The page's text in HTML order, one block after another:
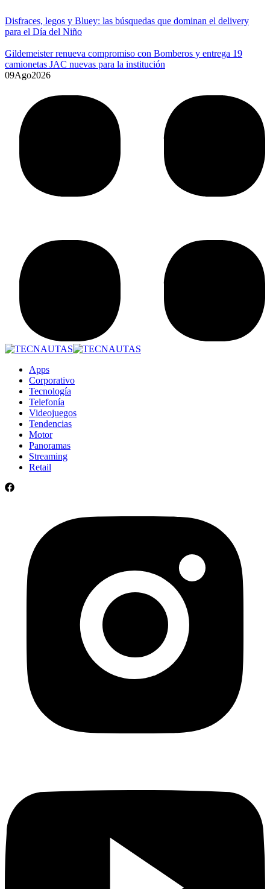
Disfraces, legos y Bluey: las búsquedas que dominan el delivery
para el Día del Niño
Gildemeister renueva compromiso con Bomberos y entrega 19
camionetas JAC nuevas para la institución
09Ago2026
Apps
Corporativo
Tecnología
Telefonía
Videojuegos
Tendencias
Motor
Panoramas
Streaming
Retail